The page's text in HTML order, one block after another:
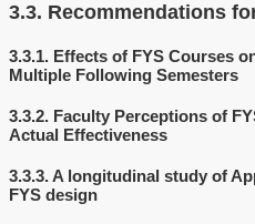
3.3. Recommendations
3.3.1. Effects of FYS Courses
Multiple Following Semesters
3.3.2. Faculty Perceptions of
Actual Effectiveness
3.3.3.A longitudinal study of
FYS design